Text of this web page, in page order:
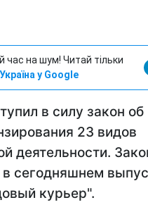
час на шум! Читай тільки
у Google
в силу закон об
23 видов
деятельности.
в сегодняшнем
курьер".